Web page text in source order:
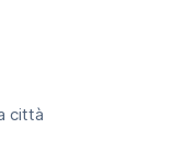
città